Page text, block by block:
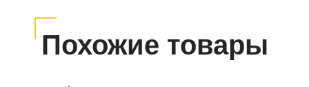
Похожие товары